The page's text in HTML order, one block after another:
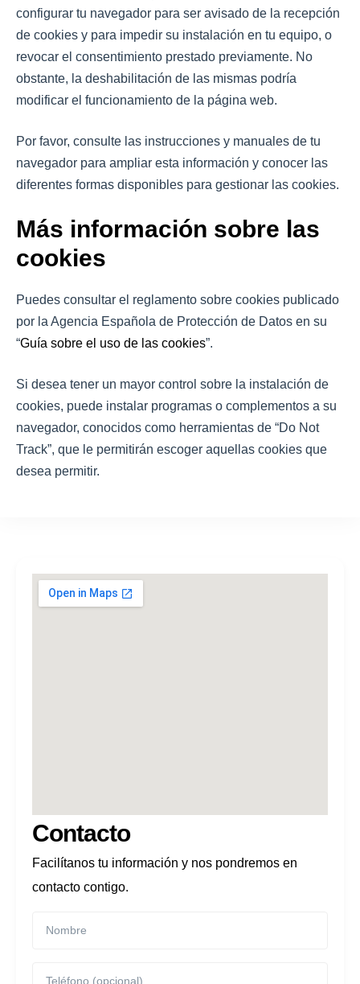
configurar tu navegador para ser avisado de la recepción
de cookies y para impedir su instalación en tu equipo, o
revocar el consentimiento prestado previamente. No
obstante, la deshabilitación de las mismas podría
modificar el funcionamiento de la página web.
Por favor, consulte las instrucciones y manuales de tu
navegador para ampliar esta información y conocer las
diferentes formas disponibles para gestionar las cookies.
Más información sobre las
cookies
Puedes consultar el reglamento sobre cookies publicado
por la Agencia Española de Protección de Datos en su
“Guía sobre el uso de las cookies”.
Si desea tener un mayor control sobre la instalación de
cookies, puede instalar programas o complementos a su
navegador, conocidos como herramientas de “Do Not
Track”, que le permitirán escoger aquellas cookies que
desea permitir.
Contacto
Facilítanos tu información y nos pondremos en
contacto contigo.